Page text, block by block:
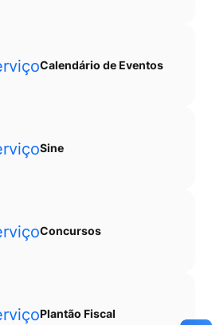
Calendário de Eventos
Sine
Concursos
Plantão Fiscal